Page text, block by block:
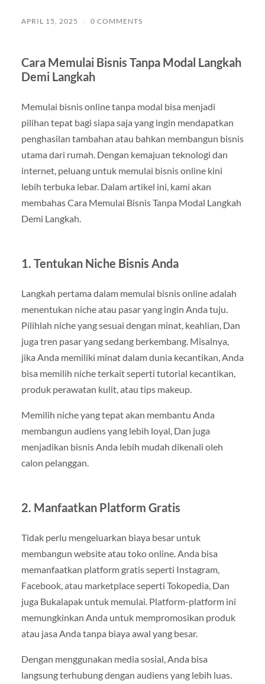
APRIL 15, 2025 / 0 COMMENTS
Cara Memulai Bisnis Tanpa Modal Langkah
Demi Langkah
Memulai bisnis online tanpa modal bisa menjadi
pilihan tepat bagi siapa saja yang ingin mendapatkan
penghasilan tambahan atau bahkan membangun bisnis
utama dari rumah. Dengan kemajuan teknologi dan
internet, peluang untuk memulai bisnis online kini
lebih terbuka lebar. Dalam artikel ini, kami akan
membahas Cara Memulai Bisnis Tanpa Modal Langkah
Demi Langkah.
1. Tentukan Niche Bisnis Anda
Langkah pertama dalam memulai bisnis online adalah
menentukan niche atau pasar yang ingin Anda tuju.
Pilihlah niche yang sesuai dengan minat, keahlian, Dan
juga tren pasar yang sedang berkembang. Misalnya,
jika Anda memiliki minat dalam dunia kecantikan, Anda
bisa memilih niche terkait seperti tutorial kecantikan,
produk perawatan kulit, atau tips makeup.
Memilih niche yang tepat akan membantu Anda
membangun audiens yang lebih loyal, Dan juga
menjadikan bisnis Anda lebih mudah dikenali oleh
calon pelanggan.
2. Manfaatkan Platform Gratis
Tidak perlu mengeluarkan biaya besar untuk
membangun website atau toko online. Anda bisa
memanfaatkan platform gratis seperti Instagram,
Facebook, atau marketplace seperti Tokopedia, Dan
juga Bukalapak untuk memulai. Platform-platform ini
memungkinkan Anda untuk mempromosikan produk
atau jasa Anda tanpa biaya awal yang besar.
Dengan menggunakan media sosial, Anda bisa
langsung terhubung dengan audiens yang lebih luas.